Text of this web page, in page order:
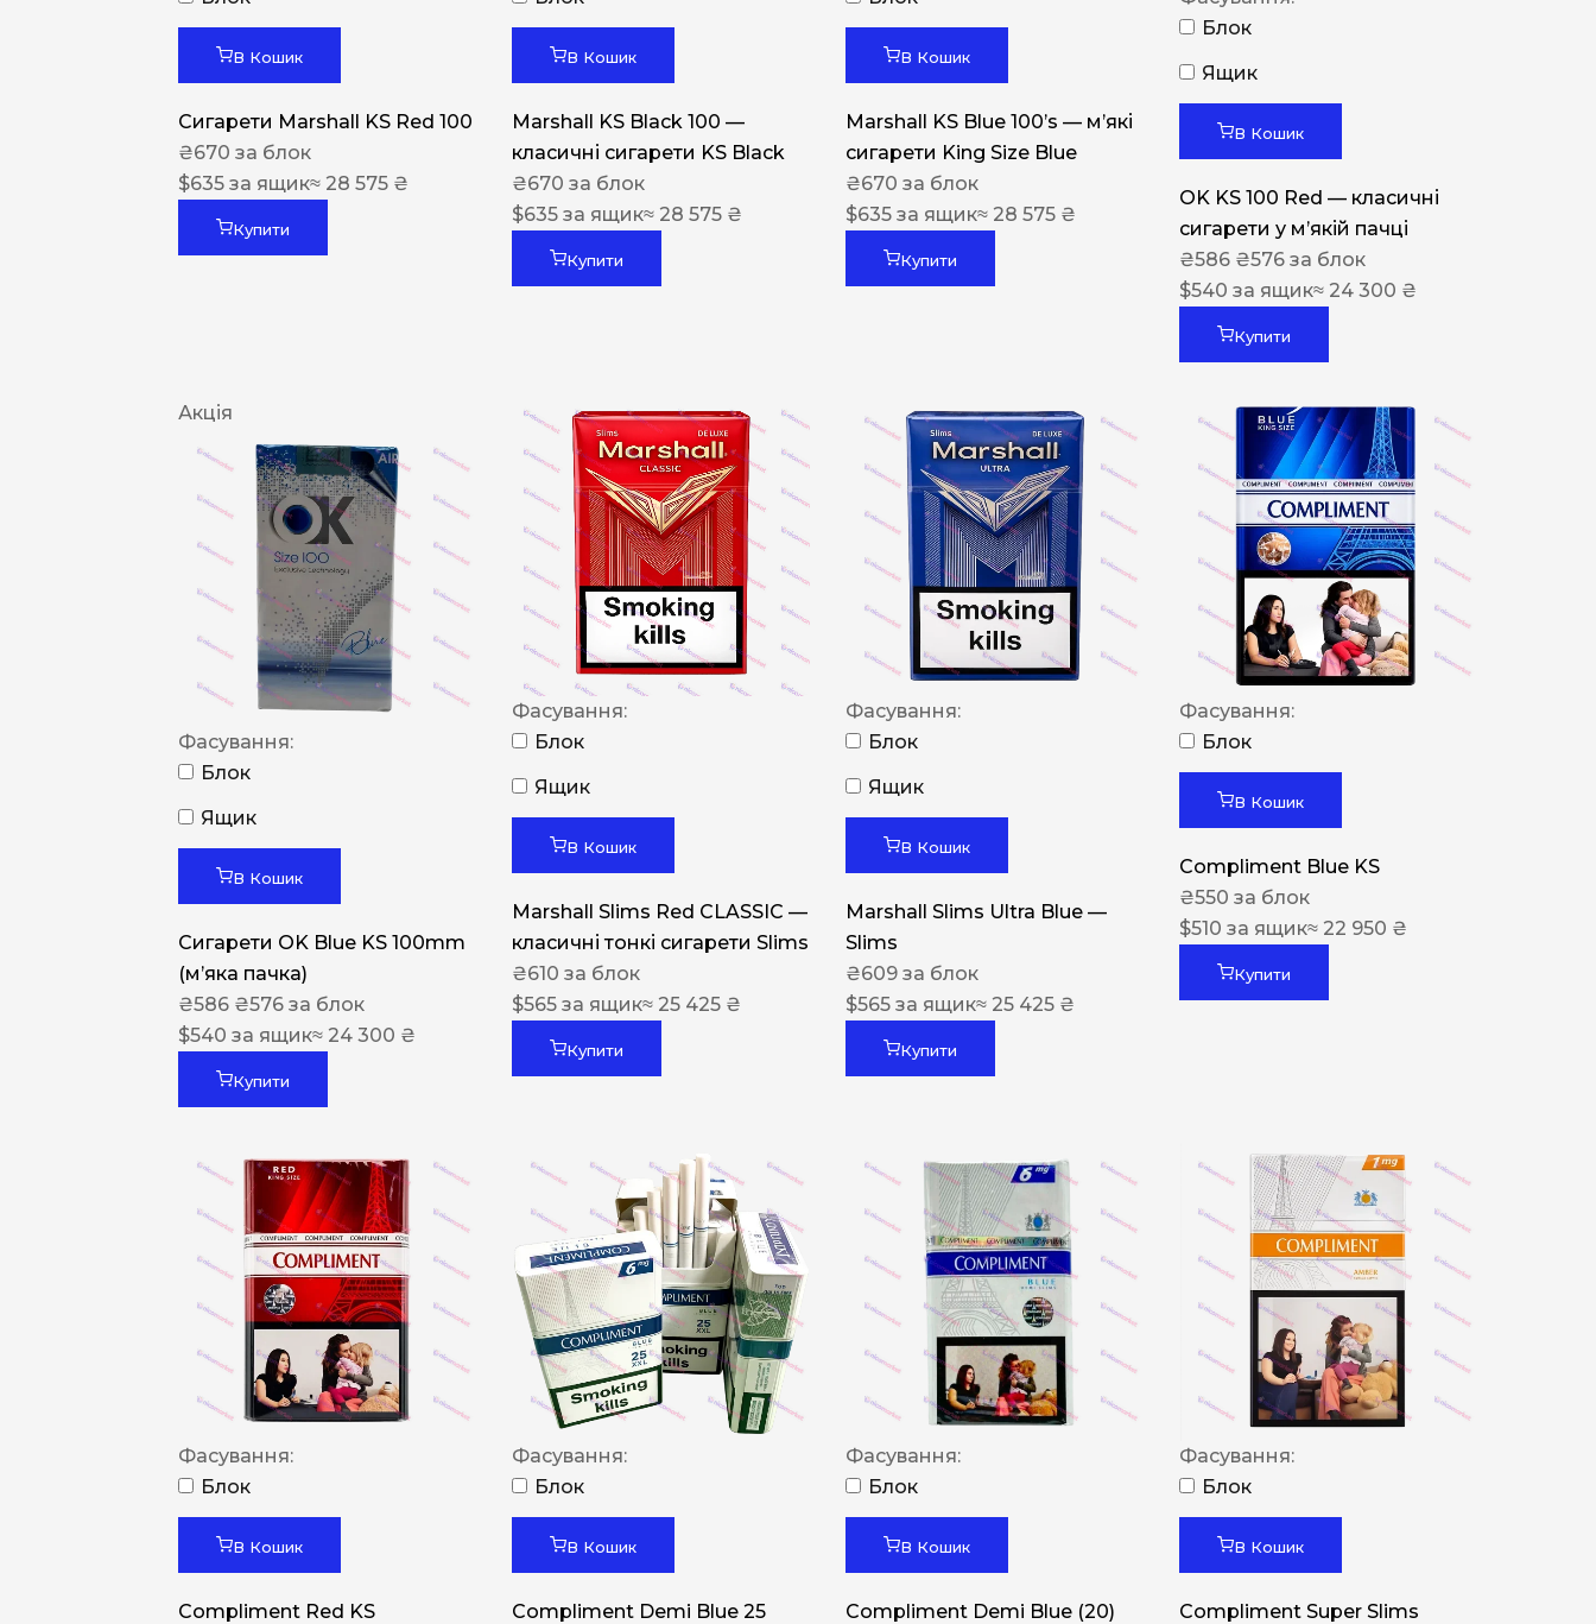
Nistru
Focus
De Santis
MONUS
NERO
NERO
Гуцульскі
Italian Blend 821
Arizona
Cigaronne
Сигарети LD
В Кошик
Сигарети Marshall KS Red 100
₴670 за блок
$635 за ящик≈ 28 575 ₴
Купити
В Кошик
Marshall KS Black 100 —
класичні сигарети KS Black
₴670 за блок
$635 за ящик≈ 28 575 ₴
Купити
В Кошик
Marshall KS Blue 100’s — м’які
сигарети King Size Blue
₴670 за блок
$635 за ящик≈ 28 575 ₴
Купити
Блок
Ящик
В Кошик
OK KS 100 Red — класичні
сигарети у м’якій пачці
₴586 ₴576 за блок
$540 за ящик≈ 24 300 ₴
Купити
Акція
Фасування:
Блок
Ящик
В Кошик
Сигарети OK Blue KS 100mm
(м’яка пачка)
₴586 ₴576 за блок
$540 за ящик≈ 24 300 ₴
Купити
Фасування:
Блок
Ящик
В Кошик
Marshall Slims Red CLASSIC —
класичні тонкі сигарети Slims
₴610 за блок
$565 за ящик≈ 25 425 ₴
Купити
Фасування:
Блок
Ящик
В Кошик
Marshall Slims Ultra Blue —
Slims
₴609 за блок
$565 за ящик≈ 25 425 ₴
Купити
Фасування:
Блок
В Кошик
Compliment Blue KS
₴550 за блок
$510 за ящик≈ 22 950 ₴
Купити
Фасування:
Блок
В Кошик
Compliment Red KS
Фасування:
Блок
В Кошик
Compliment Demi Blue 25
Фасування:
Блок
В Кошик
Compliment Demi Blue (20)
Фасування:
Блок
В Кошик
Compliment Super Slims